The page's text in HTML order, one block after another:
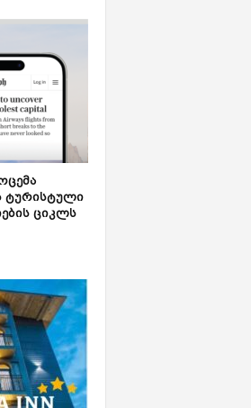
ტურისტული
ციკლს